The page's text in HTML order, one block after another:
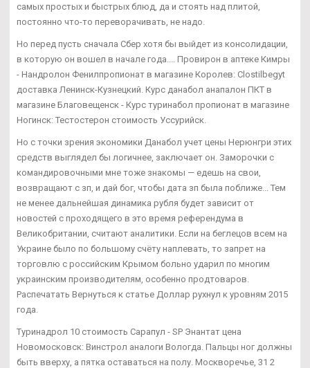
самых простых и быстрых блюд, да и стоять над плитой,
постоянно что-то переворачивать, не надо.
Но перед пусть сначала Сбер хотя бы выйдет из консолидации,
в которую он вошел в начале года.... Провирон в аптеке Кимры
- Нандролон Фенилпропионат в магазине Королев: Clostilbegyt
доставка Ленинск-Кузнецкий. Курс данабол анапалон ПКТ в
магазине Благовещенск - Курс туринабол пропионат в магазине
Ногинск: Тестостерон стоимость Уссурийск.
Но с точки зрения экономики Данабол учет цены Нерюнгри этих
средств выглядел бы логичнее, заключает он. Заморочки с
командировочными мне тоже знакомы — едешь на свои,
возвращают с зп, и дай бог, чтобы дата зп была поближе... Тем
не менее дальнейшая динамика рубля будет зависит от
новостей с проходящего в это время референдума в
Великобритании, считают аналитики. Если на беглецов всем на
Украине было по большому счёту наплевать, то запрет на
торговлю с российским Крымом больно ударил по многим
украинским производителям, особенно продтоваров.
Распечатать Вернуться к статье Доллар рухнул к уровням 2015
года.
Туринадрол 10 стоимость Сарапул - SP Энантат цена
Новомосковск: Винстрол аналоги Вологда. Пальцы ног должны
быть вверху, а пятка оставаться на полу. Москворечье, 31 2